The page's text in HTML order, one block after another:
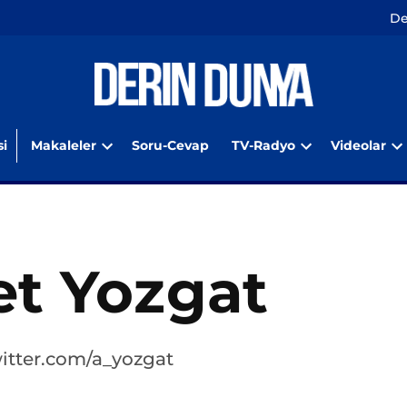
Makaleler
dropdown
Soru-Cevap TV-Radyo
dropdown
Videolar
Yozgat
a_yozgat